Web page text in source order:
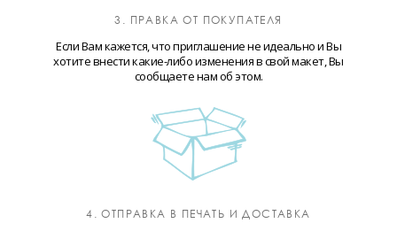
3. ПРАВКА ОТ ПОКУПАТЕЛЯ
Если Вам кажется, что приглашение не идеально и Вы
хотите внести какие-либо изменения в свой макет, Вы
сообщаете нам об этом.
4. ОТПРАВКА В ПЕЧАТЬ И ДОСТАВКА